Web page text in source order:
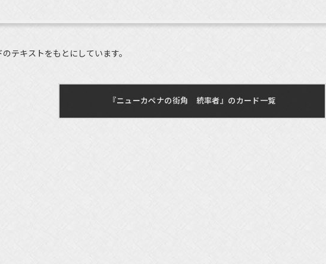
テキストをもとにしています。
『ニューカペナの街角 統率者』のカード一覧